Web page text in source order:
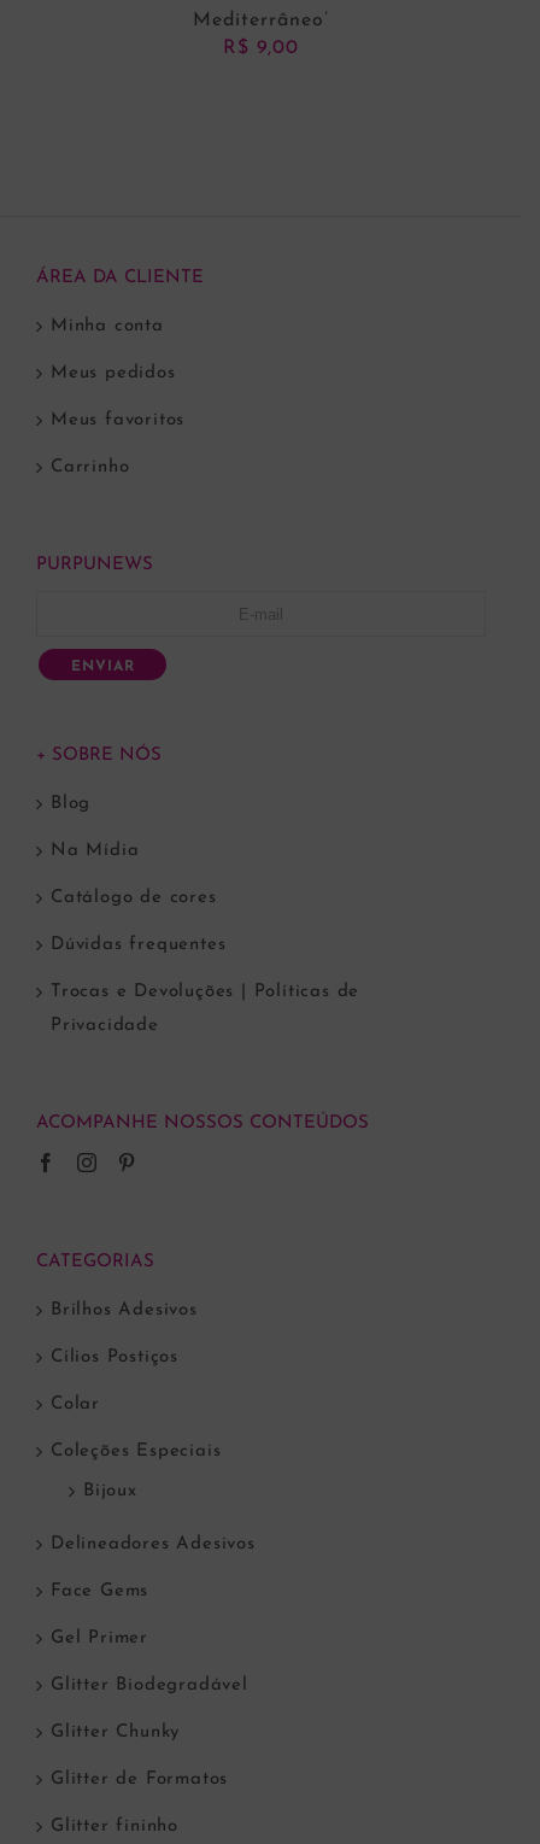
Mediterrâneo’
R$ 9,00
ÁREA DA CLIENTE
Minha conta
Meus pedidos
Meus favoritos
Carrinho
PURPUNEWS
ENVIAR
+ SOBRE NÓS
Blog
Na Mídia
Catálogo de cores
Dúvidas frequentes
Trocas e Devoluções | Políticas de
Privacidade
ACOMPANHE NOSSOS CONTEÚDOS
CATEGORIAS
Brilhos Adesivos
Cílios Postiços
Colar
Coleções Especiais
Bijoux
Delineadores Adesivos
Face Gems
Gel Primer
Glitter Biodegradável
Glitter Chunky
Glitter de Formatos
Glitter fininho